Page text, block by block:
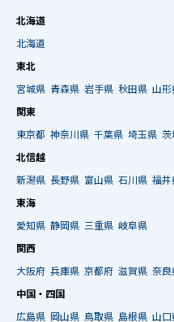
北海道
北海道
東北
宮城県 青森県 岩手県 秋田県 山形
関東
東京都 神奈川県 千葉県 埼玉県 茨
北信越
新潟県 長野県 富山県 石川県 福井
東海
愛知県 静岡県 三重県 岐阜県
関西
大阪府 兵庫県 京都府 滋賀県 奈良
中国・四国
広島県 岡山県 鳥取県 島根県 山口